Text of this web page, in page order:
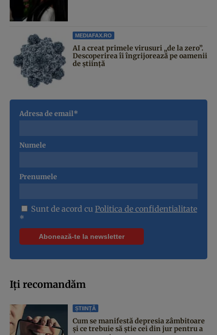
MEDIAFAX.RO
AI a creat primele virusuri „de la zero”.
Descoperirea îi îngrijorează pe oamenii
de știință
Adresa de email*
Numele
Prenumele
Sunt de acord cu Politica de confidentialitate
*
Iți recomandăm
ȘTIINȚĂ
Cum se manifestă depresia zâmbitoare
și ce trebuie să știe cei din jur pentru a